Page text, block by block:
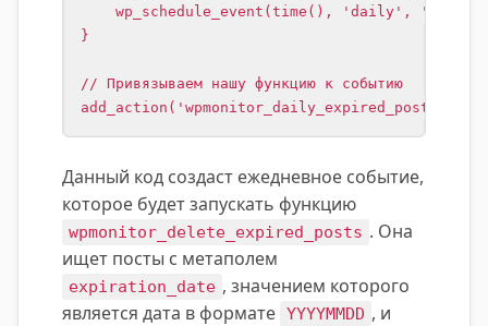
wp_schedule_event(time(), 'daily',
}
// Привязываем нашу функцию к событию
Данный код создаст ежедневное событие,
которое будет запускать функцию
wpmonitor_delete_expired_posts . Она
ищет посты с метаполем
expiration_date , значением которого
является дата в формате YYYYMMDD , и